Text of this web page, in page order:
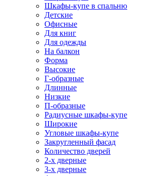
Шкафы-купе в спальню
Детские
Офисные
Для книг
Для одежды
На балкон
Форма
Высокие
Г-образные
Длинные
Низкие
П-образные
Радиусные шкафы-купе
Широкие
Угловые шкафы-купе
Закругленный фасад
Количество дверей
2-х дверные
3-х дверные